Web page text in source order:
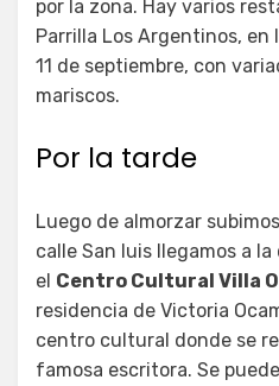
por la zona. Hay varios
Parrilla Los Argentinos, en
11 de septiembre, con
mariscos.
Por la tarde
Luego de almorzar
calle San luis llegamos a
el Centro Cultural Villa
residencia de Victoria
centro cultural donde se
famosa escritora. Se